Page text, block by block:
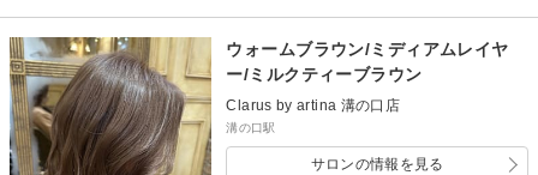
ウォームブラウン/ミディアムレイヤ
ー/ミルクティーブラウン
Clarus by artina 溝の口店
溝の口駅
サロンの情報を見る